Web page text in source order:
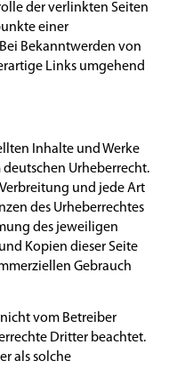
der verlinkten Seiten
einer
Bekanntwerden von
Links umgehend
Inhalte und Werke
Urheberrecht.
und jede Art
des Urheberrechtes
des jeweiligen
Kopien dieser Seite
Gebrauch
vom Betreiber
Dritter beachtet.
als solche